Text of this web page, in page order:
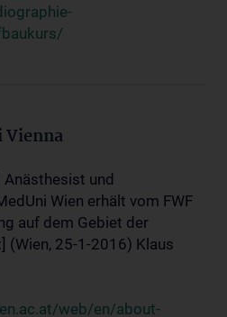
Anästhesist und
Wien erhält vom FWF
auf dem Gebiet der
(Wien, 25-1-2016) Klaus
web/en/about-